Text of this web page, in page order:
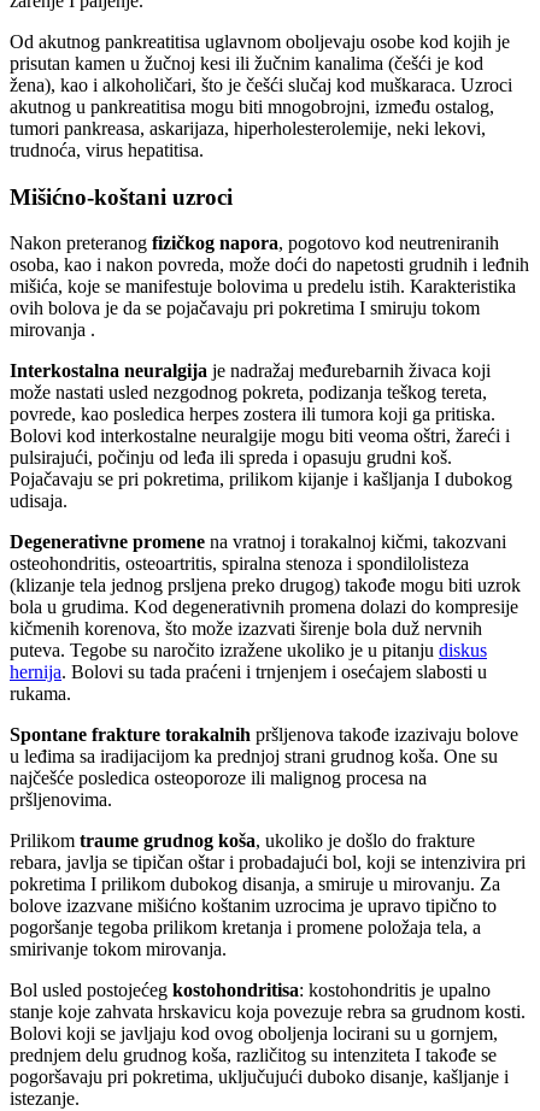
Od akutnog pankreatitisa uglavnom oboljevaju osobe kod kojih je
prisutan kamen u žučnoj kesi ili žučnim kanalima (češći je kod
žena), kao i alkoholičari, što je češći slučaj kod muškaraca. Uzroci
akutnog u pankreatitisa mogu biti mnogobrojni, između ostalog,
tumori pankreasa, askarijaza, hiperholesterolemije, neki lekovi,
trudnoća, virus hepatitisa.
Mišićno-koštani uzroci
Nakon preteranog fizičkog napora, pogotovo kod neutreniranih
osoba, kao i nakon povreda, može doći do napetosti grudnih i leđnih
mišića, koje se manifestuje bolovima u predelu istih. Karakteristika
ovih bolova je da se pojačavaju pri pokretima I smiruju tokom
mirovanja .
Interkostalna neuralgija je nadražaj međurebarnih živaca koji
može nastati usled nezgodnog pokreta, podizanja teškog tereta,
povrede, kao posledica herpes zostera ili tumora koji ga pritiska.
Bolovi kod interkostalne neuralgije mogu biti veoma oštri, žareći i
pulsirajući, počinju od leđa ili spreda i opasuju grudni koš.
Pojačavaju se pri pokretima, prilikom kijanje i kašljanja I dubokog
udisaja.
Degenerativne promene na vratnoj i torakalnoj kičmi, takozvani
osteohondritis, osteoartritis, spiralna stenoza i spondilolisteza
(klizanje tela jednog prsljena preko drugog) takođe mogu biti uzrok
bola u grudima. Kod degenerativnih promena dolazi do kompresije
kičmenih korenova, što može izazvati širenje bola duž nervnih
puteva. Tegobe su naročito izražene ukoliko je u pitanju diskus
hernija. Bolovi su tada praćeni i trnjenjem i osećajem slabosti u
rukama.
Spontane frakture torakalnih pršljenova takođe izazivaju bolove
u leđima sa iradijacijom ka prednjoj strani grudnog koša. One su
najčešće posledica osteoporoze ili malignog procesa na
pršljenovima.
Prilikom traume grudnog koša, ukoliko je došlo do frakture
rebara, javlja se tipičan oštar i probadajući bol, koji se intenzivira pri
pokretima I prilikom dubokog disanja, a smiruje u mirovanju. Za
bolove izazvane mišićno koštanim uzrocima je upravo tipično to
pogoršanje tegoba prilikom kretanja i promene položaja tela, a
smirivanje tokom mirovanja.
Bol usled postojećeg kostohondritisa: kostohondritis je upalno
stanje koje zahvata hrskavicu koja povezuje rebra sa grudnom kosti.
Bolovi koji se javljaju kod ovog oboljenja locirani su u gornjem,
prednjem delu grudnog koša, različitog su intenziteta I takođe se
pogoršavaju pri pokretima, uključujući duboko disanje, kašljanje i
istezanje.